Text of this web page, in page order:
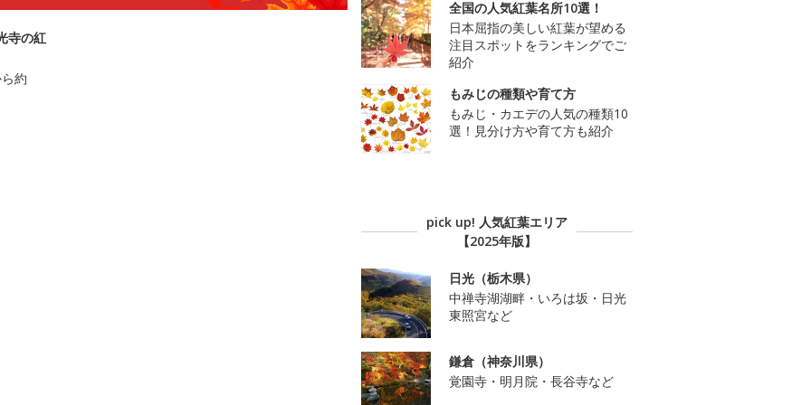
寺の紅
約
全国の人気紅葉名所10選！
日本屈指の美しい紅葉が望める
注目スポットをランキングでご
紹介
もみじの種類や育て方
もみじ・カエデの人気の種類10
選！見分け方や育て方も紹介
pick up! 人気紅葉エリア
【2025年版】
日光（栃木県）
中禅寺湖湖畔・いろは坂・日光
東照宮など
鎌倉（神奈川県）
覚園寺・明月院・長谷寺など